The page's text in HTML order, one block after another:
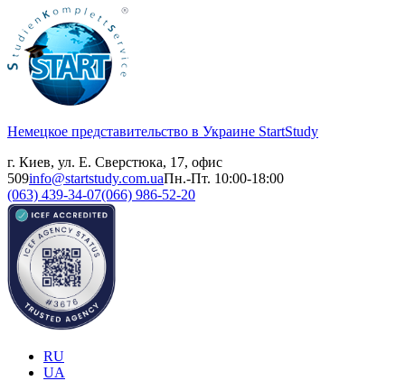
Немецкое представительство в Украине StartStudy
г. Киев, ул. Е. Сверстюка, 17, офис
509info@startstudy.com.uaПн.-Пт. 10:00-18:00
(063) 439-34-07(066) 986-52-20
RU
UA